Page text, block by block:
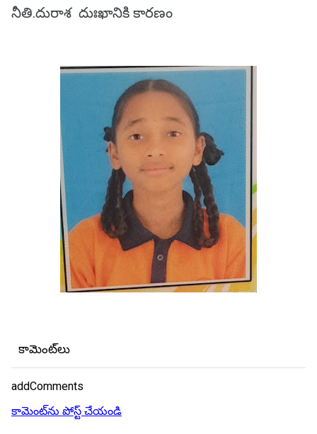
నీతి.దురాశ దుఃఖానికి కారణం
కామెంట్‌లు
addComments
కామెంట్‌ను పోస్ట్ చేయండి